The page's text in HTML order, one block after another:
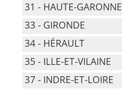
31 - HAUTE-GARONNE
33 - GIRONDE
34 - HÉRAULT
35 - ILLE-ET-VILAINE
37 - INDRE-ET-LOIRE